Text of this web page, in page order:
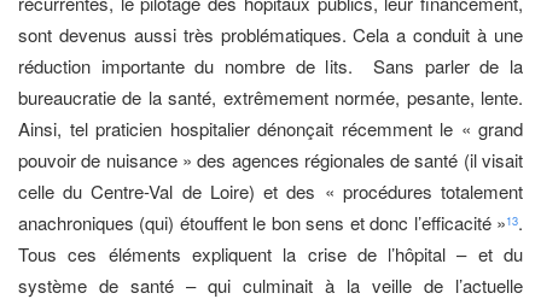
sont devenus aussi très problématiques. Cela a conduit à une
réduction importante du nombre de lits. Sans parler de la
bureaucratie de la santé, extrêmement normée, pesante, lente.
Ainsi, tel praticien hospitalier dénonçait récemment le « grand
pouvoir de nuisance » des agences régionales de santé (il visait
celle du Centre-Val de Loire) et des « procédures totalement
anachroniques (qui) étouffent le bon sens et donc l’efficacité »13.
Tous ces éléments expliquent la crise de l’hôpital – et du
système de santé – qui culminait à la veille de l’actuelle